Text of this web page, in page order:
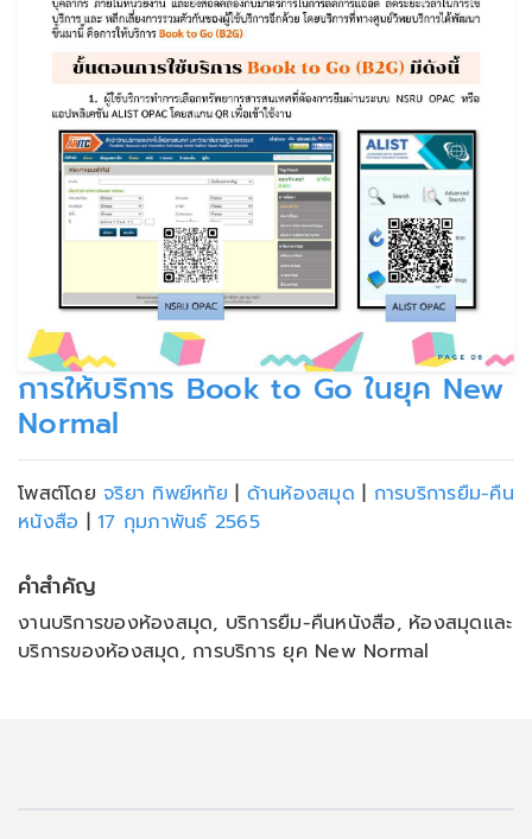
การให้บริการ Book to Go ในยุค New
Normal
โพสต์โดย จริยา ทิพย์หทัย | ด้านห้องสมุด | การบริการยืม-คืน
หนังสือ | 17 กุมภาพันธ์ 2565
คำสำคัญ
งานบริการของห้องสมุด, บริการยืม-คืนหนังสือ, ห้องสมุดและ
บริการของห้องสมุด, การบริการ ยุค New Normal